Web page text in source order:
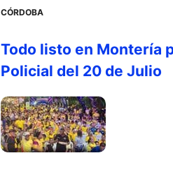
CÓRDOBA
Todo listo en Montería
Policial del 20 de Julio